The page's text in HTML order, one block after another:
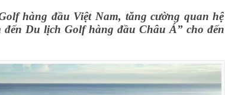
hàng đầu Việt Nam, tăng cường quan hệ
Du lịch Golf hàng đầu Châu Á” cho đến